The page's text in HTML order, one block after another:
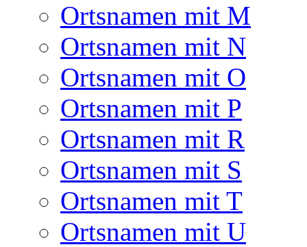
Ortsnamen mit M
Ortsnamen mit N
Ortsnamen mit O
Ortsnamen mit P
Ortsnamen mit R
Ortsnamen mit S
Ortsnamen mit T
Ortsnamen mit U